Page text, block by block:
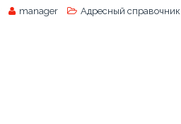
manager Адресный справочник